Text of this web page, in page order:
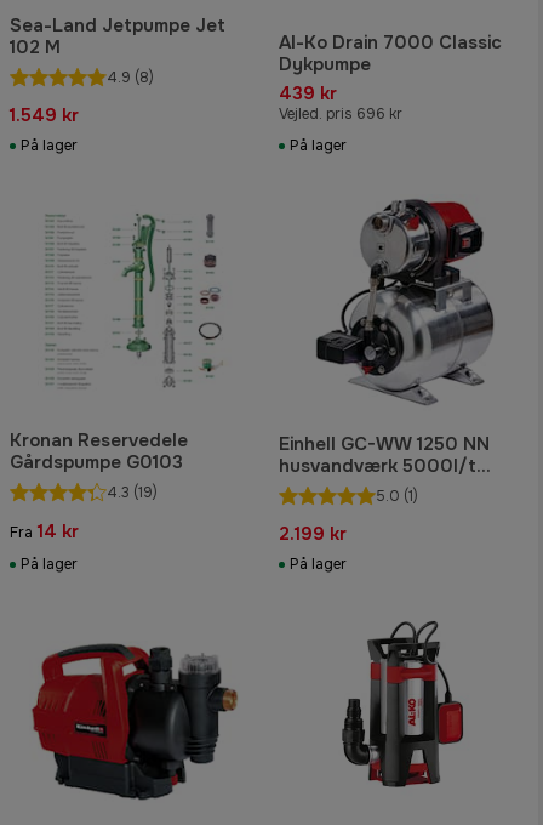
Sea-Land Jetpumpe Jet
102 M
4.9 (8)
1.549 kr
På lager
Al-Ko Drain 7000 Classic
Dykpumpe
439 kr
Vejled. pris 696 kr
På lager
Kronan Reservedele
Gårdspumpe G0103
4.3 (19)
Fra 14 kr
På lager
Einhell GC-WW 1250 NN
husvandværk 5000l/t
1200W
5.0 (1)
2.199 kr
På lager